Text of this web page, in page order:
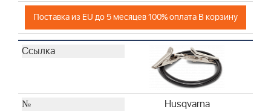
Husqvarna
Husqvarna
Husqvarna
Husqvarna
Husqvarna
Husqvarna
Husqvarna
Поставка из EU до 5 месяцев 100% оплата В корзину
Husqvarna